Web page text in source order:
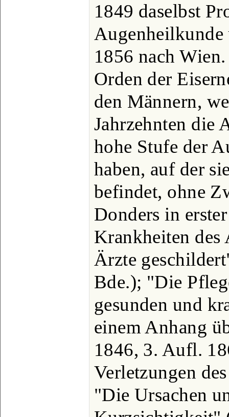
1849 daselbst
Augenheilkunde
1856 nach
Orden der
den Männern,
Jahrzehnten die
hohe Stufe der
haben, auf der
befindet, ohne
Donders in
Krankheiten des
Ärzte
Bde.); "Die
gesunden und
einem Anhang
1846, 3. Aufl.
Verletzungen
"Die Ursachen